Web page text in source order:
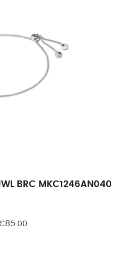
BRC MKC1246AN040